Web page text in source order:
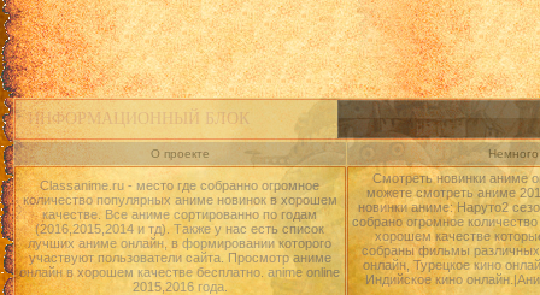
ИНФОРМАЦИОННЫЙ БЛОК
О проекте
Classanime.ru - место где собранно огромное
количество популярных аниме новинок в хорошем
качестве. Все аниме сортированно по годам
(2016,2015,2014 и тд). Также у нас есть список
лучших аниме онлайн, в формировании которого
участвуют пользователи сайта. Просмотр аниме
онлайн в хорошем качестве бесплатно. anime online
2015,2016 года.
Смотреть новинки аниме
можете смотреть аниме
новинки аниме: Наруто2
собрано огромное
хорошем качестве
собраны фильмы различных
онлайн, Турецкое кино
Индийское кино